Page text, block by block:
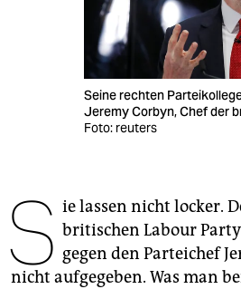
veranstaltungen
fragen & hilfe
genossenschaft
epaper login
Seine rechten
Jeremy Corbyn, Chef der
Foto: reuters
S ie lassen nicht locker.
britischen Labour
gegen den Parteichef
nicht aufgegeben. Was man